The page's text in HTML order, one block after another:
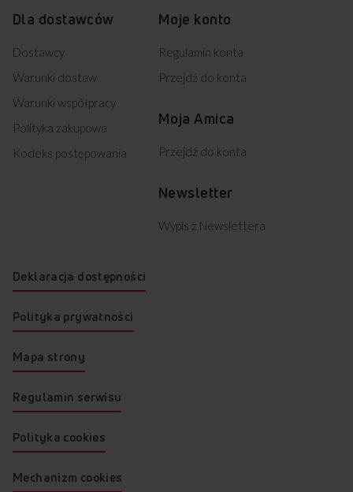
Dla dostawców
Dostawcy
Warunki dostaw
Warunki współpracy
Polityka zakupowa
Kodeks postępowania
Moje konto
Regulamin konta
Przejdź do konta
Moja Amica
Przejdź do konta
Newsletter
Wypis z Newslettera
Deklaracja dostępności
Polityka prywatności
Mapa strony
Regulamin serwisu
Polityka cookies
Mechanizm cookies